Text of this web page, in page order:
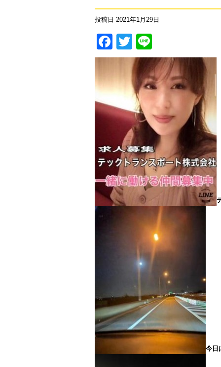
投稿日 2021年1月29日
Facebook
Twitter
今日